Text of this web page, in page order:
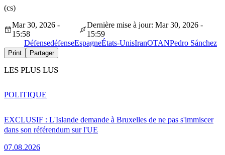
(cs)
Mar 30, 2026 -
15:58
Dernière mise à jour: Mar 30, 2026 -
15:59
DéfensedéfenseEspagneÉtats-UnisIranOTANPedro Sánchez
Print Partager
LES PLUS LUS
EXCLUSIF : L'Islande demande à Bruxelles de ne pas s'immiscer
dans son référendum sur l'UE
07.08.2026
POLITIQUE